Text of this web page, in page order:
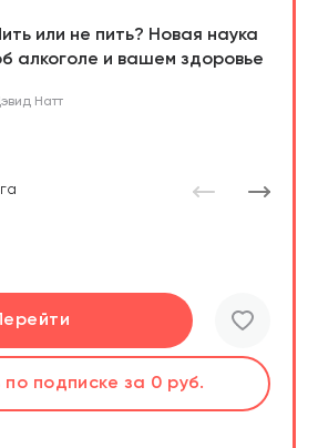
или не пить? Новая наука
алкоголе и вашем здоровье
Натт
по подписке за 0 руб.
по подпискеза 0 руб.
по подписке за 0 руб.
по подписке за 0 руб.
по подписке за 0 руб.